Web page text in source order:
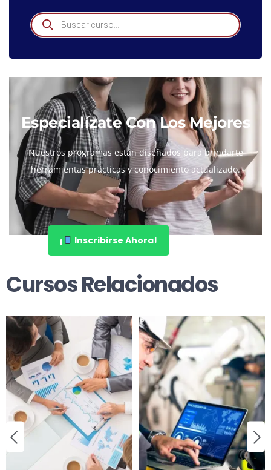
Especialízate Con Los Mejores
Nuestros programas están diseñados para brindarte
herramientas prácticas y conocimiento actualizado.
¡ Inscribirse Ahora!
Cursos Relacionados